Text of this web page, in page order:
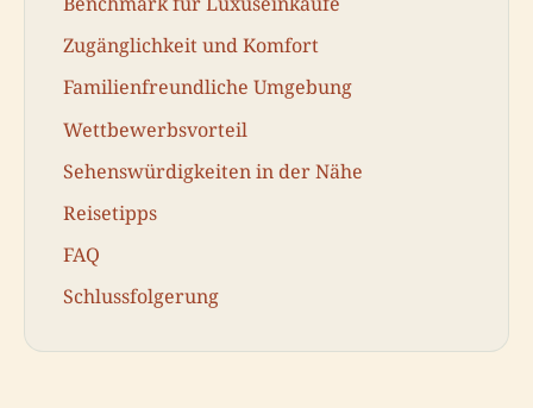
Zugänglichkeit und Komfort
Familienfreundliche Umgebung
Wettbewerbsvorteil
Sehenswürdigkeiten in der Nähe
Reisetipps
FAQ
Schlussfolgerung